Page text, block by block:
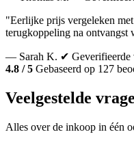
"Eerlijke prijs vergeleken
terugkoppeling na ontvangst
— Sarah K. ✔ Geverifieerde
4.8 / 5 Gebaseerd op 127
Veelgestelde
Alles over de inkoop in één